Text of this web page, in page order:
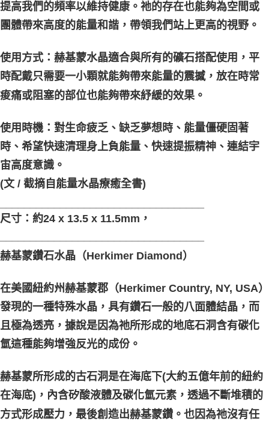
提高我們的頻率以維持健康。祂的存在也能夠為空間或
團體帶來高度的能量和諧，帶領我們站上更高的視野。
使用方式：赫基蒙水晶適合與所有的礦石搭配使用，平
時配戴只需要一小顆就能夠帶來能量的震撼，放在時常
痠痛或阻塞的部位也能夠帶來紓緩的效果。
使用時機：對生命疲乏、缺乏夢想時、能量僵硬固著
時、希望快速清理身上負能量、快速提振精神、連結宇
宙高度意識。
(文 / 截摘自能量水晶療癒全書)
尺寸：約24 x 13.5 x 11.5mm，
赫基蒙鑽石水晶（Herkimer Diamond）
在美國紐約州赫基蒙郡（Herkimer Country, NY, USA）
發現的一種特殊水晶，具有鑽石一般的八面體結晶，而
且極為透亮，據說是因為祂所形成的地底石洞含有碳化
氫這種能夠增強反光的成份。
赫基蒙所形成的古石洞是在海底下(大約五億年前的紐約
在海底)，內含矽酸液體及碳化氫元素，透過不斷堆積的
方式形成壓力，最後創造出赫基蒙鑽。也因為祂沒有任